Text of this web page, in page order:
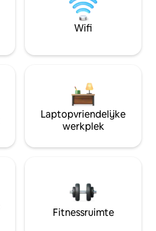
Wifi
Laptopvriendelijke
werkplek
Fitnessruimte